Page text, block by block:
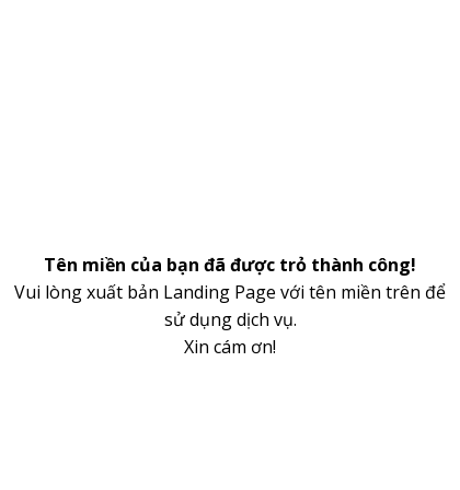
Tên miền của bạn đã được trỏ thành công!
Vui lòng xuất bản Landing Page với tên miền trên để
sử dụng dịch vụ.
Xin cám ơn!